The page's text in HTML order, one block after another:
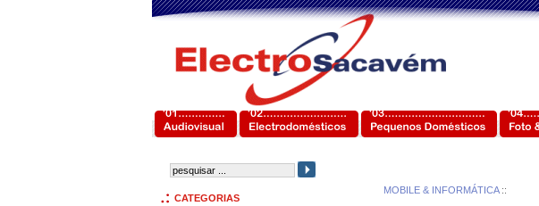
CATEGORIAS
MOBILE & INFORMÁTICA::